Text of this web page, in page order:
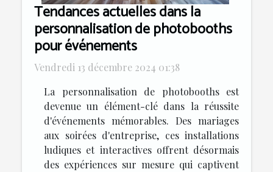
Tendances actuelles dans la
personnalisation de photobooths
pour événements
Vendredi 13 décembre 2024 01:38
La personnalisation de photobooths est
devenue un élément-clé dans la réussite
d'événements mémorables. Des mariages
aux soirées d'entreprise, ces installations
ludiques et interactives offrent désormais
des expériences sur mesure qui captivent